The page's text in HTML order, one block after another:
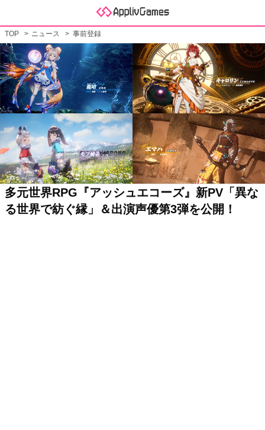
TOP ニュース 事前登録
多元世界RPG『アッシュエコーズ』新PV「異な
る世界で紡ぐ縁」＆出演声優第3弾を公開！